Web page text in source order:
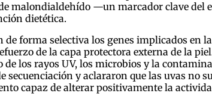
malondialdehído —un marcador clave del
dietética.
forma selectiva los genes implicados en
de la capa protectora externa de la
los rayos UV, los microbios y la
y aclararon que las uvas no
capaz de alterar positivamente la